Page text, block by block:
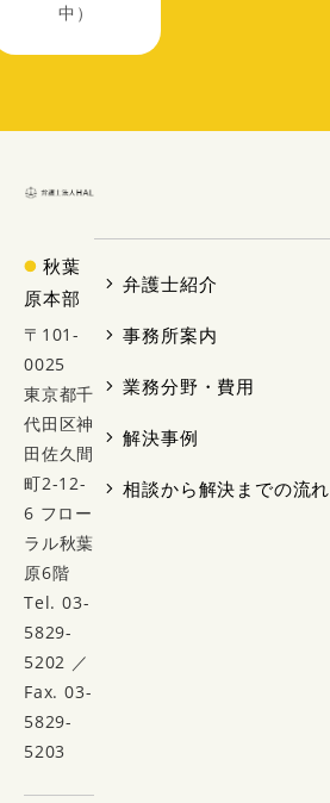
中）
秋葉
原本部
〒101-
0025
東京都千
代田区神
田佐久間
町2-12-
6 フロー
ラル秋葉
原6階
Tel. 03-
5829-
5202 ／
Fax. 03-
5829-
5203
弁護士紹介
事務所案内
業務分野・費用
解決事例
相談から解決までの流れ